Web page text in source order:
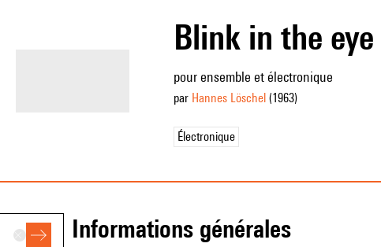
Blink in the
pour ensemble et électronique
par Hannes Löschel(1963)
Électronique
informations générales